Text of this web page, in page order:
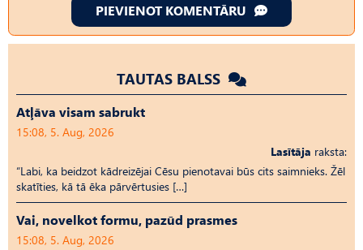
PIEVIENOT KOMENTĀRU
TAUTAS BALSS
Atļāva visam sabrukt
15:08, 5. Aug, 2026
Lasītāja raksta:
“Labi, ka beidzot kādreizējai Cēsu pienotavai būs cits saimnieks. Žēl
skatīties, kā tā ēka pārvērtusies […]
Vai, novelkot formu, pazūd prasmes
15:08, 5. Aug, 2026